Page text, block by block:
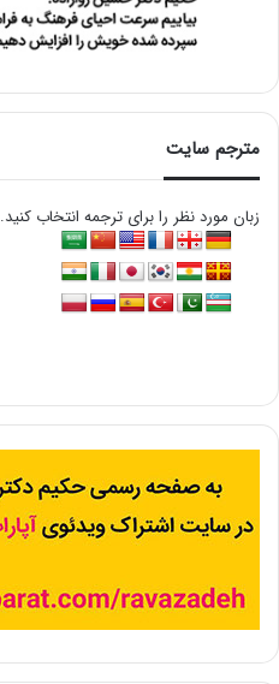
مترجم سایت
زبان مورد نظر را برای ترجمه انتخاب کنید. Please Choice Your Language :